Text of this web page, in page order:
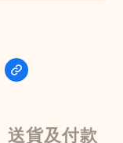
送貨及付款